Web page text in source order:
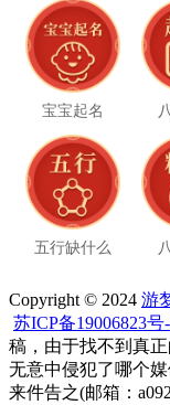
宝宝起名
五行缺什么
Copyright © 2024 游
苏ICP备19006823号
稿，由于找不到真
无意中侵犯了哪个
来件告之(邮箱：